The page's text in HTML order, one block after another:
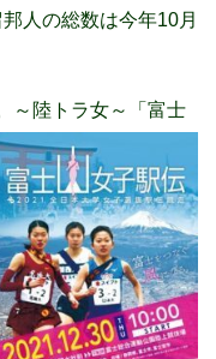
人の総数は今年10月
～陸トラ女～「富士